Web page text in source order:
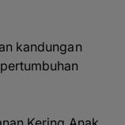
kandungan